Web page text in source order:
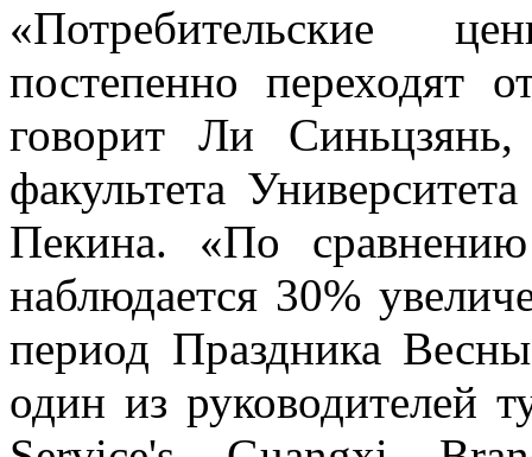
«Потребительские
постепенно переходят
говорит Ли Синьцзянь,
факультета
Пекина. «По
наблюдается 30%
период Праздника
один из руководителей